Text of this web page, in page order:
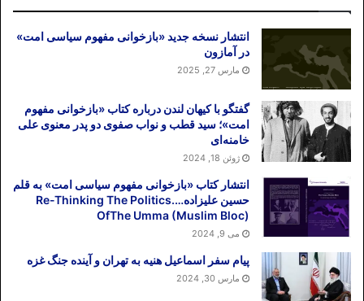
انتشار نسخه جدید «بازخوانی مفهوم سیاسی امت»
در آمازون
مارس 27, 2025
گفتگو با کیهان لندن درباره کتاب «بازخوانی مفهوم
امت»؛ سید قطب و نواب صفوی دو پدر معنوی علی
خامنه‌ای
ژوئن 18, 2024
انتشار کتاب «بازخوانی مفهوم سیاسی امت» به قلم
حسین علیزاده….Re-Thinking The Politics
OfThe Umma (Muslim Bloc)
می 9, 2024
پیام سفر اسماعیل هنیه به تهران و آینده جنگ غزه
مارس 30, 2024